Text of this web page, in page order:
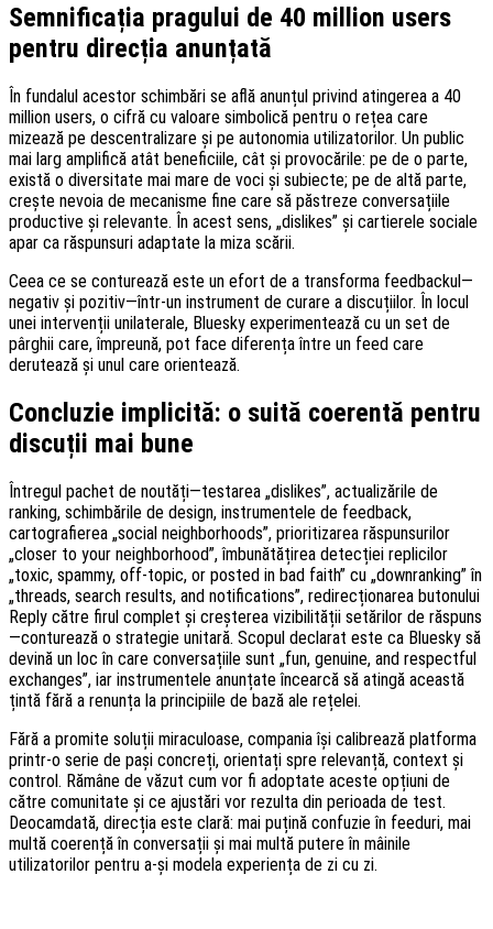
Semnificația pragului de 40 million users
pentru direcția anunțată
În fundalul acestor schimbări se află anunțul privind atingerea a 40
million users, o cifră cu valoare simbolică pentru o rețea care
mizează pe descentralizare și pe autonomia utilizatorilor. Un public
mai larg amplifică atât beneficiile, cât și provocările: pe de o parte,
există o diversitate mai mare de voci și subiecte; pe de altă parte,
crește nevoia de mecanisme fine care să păstreze conversațiile
productive și relevante. În acest sens, „dislikes” și cartierele sociale
apar ca răspunsuri adaptate la miza scării.
Ceea ce se conturează este un efort de a transforma feedbackul—
negativ și pozitiv—într-un instrument de curare a discuțiilor. În locul
unei intervenții unilaterale, Bluesky experimentează cu un set de
pârghii care, împreună, pot face diferența între un feed care
derutează și unul care orientează.
Concluzie implicită: o suită coerentă pentru
discuții mai bune
Întregul pachet de noutăți—testarea „dislikes”, actualizările de
ranking, schimbările de design, instrumentele de feedback,
cartografierea „social neighborhoods”, prioritizarea răspunsurilor
„closer to your neighborhood”, îmbunătățirea detecției replicilor
„toxic, spammy, off-topic, or posted in bad faith” cu „downranking” în
„threads, search results, and notifications”, redirecționarea butonului
Reply către firul complet și creșterea vizibilității setărilor de răspuns
—conturează o strategie unitară. Scopul declarat este ca Bluesky să
devină un loc în care conversațiile sunt „fun, genuine, and respectful
exchanges”, iar instrumentele anunțate încearcă să atingă această
țintă fără a renunța la principiile de bază ale rețelei.
Fără a promite soluții miraculoase, compania își calibrează platforma
printr-o serie de pași concreți, orientați spre relevanță, context și
control. Rămâne de văzut cum vor fi adoptate aceste opțiuni de
către comunitate și ce ajustări vor rezulta din perioada de test.
Deocamdată, direcția este clară: mai puțină confuzie în feeduri, mai
multă coerență în conversații și mai multă putere în mâinile
utilizatorilor pentru a-și modela experiența de zi cu zi.